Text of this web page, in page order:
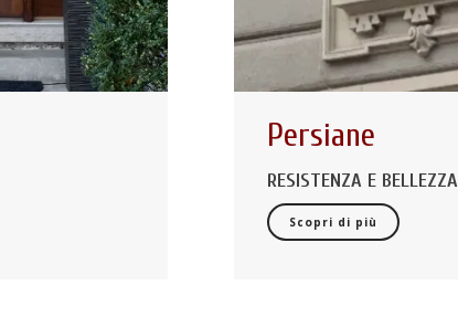
Persiane
RESISTENZA E BELLEZZA
Scopri di più